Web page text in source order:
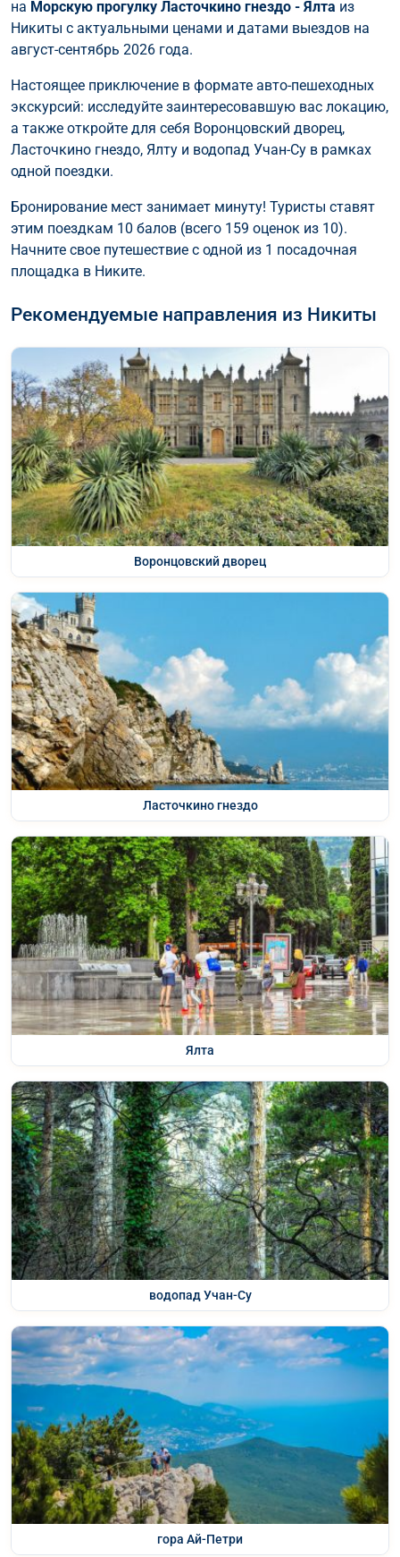
на Морскую прогулку Ласточкино гнездо - Ялта из
Никиты с актуальными ценами и датами выездов на
август-сентябрь 2026 года.
Настоящее приключение в формате авто-пешеходных
экскурсий: исследуйте заинтересовавшую вас локацию,
а также откройте для себя Воронцовский дворец,
Ласточкино гнездо, Ялту и водопад Учан-Су в рамках
одной поездки.
Бронирование мест занимает минуту! Туристы ставят
этим поездкам 10 балов (всего 159 оценок из 10).
Начните свое путешествие с одной из 1 посадочная
площадка в Никите.
Рекомендуемые направления из Никиты
Воронцовский дворец
Ласточкино гнездо
Ялта
водопад Учан-Су
гора Ай-Петри